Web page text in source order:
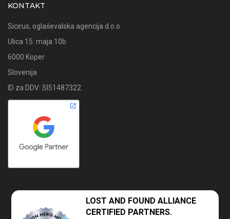
KONTAKT
Sicirus, oglaševalska agencija d.o.o.
Ulica 15. maja 10b
6000 Koper
Slovenija
ID za DDV: SI51487322
LOST AND FOUND ALLIANCE
CERTIFIED PARTNERS.